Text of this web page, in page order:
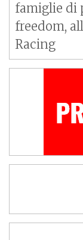
famiglie di
freedom,
Racing